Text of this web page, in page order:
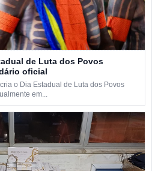
de Luta dos Povos
oficial
o Dia Estadual de Luta dos Povos
em...